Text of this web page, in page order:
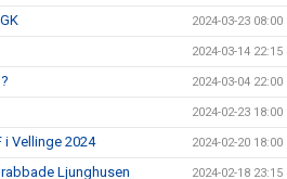
2024-03-23 08:00
2024-03-14 22:15
2024-03-04 22:00
2024-02-23 18:00
Vellinge 2024 2024-02-20 18:00
Ljunghusen 2024-02-18 23:15